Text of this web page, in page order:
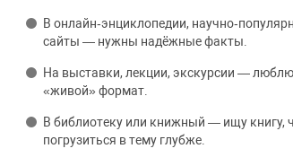
В онлайн‑энциклопедии,
сайты — нужны надёжные факты.
На выставки, лекции, экскурсии — люблю
«живой» формат.
В библиотеку или книжный — ищу книгу,
погрузиться в тему глубже.